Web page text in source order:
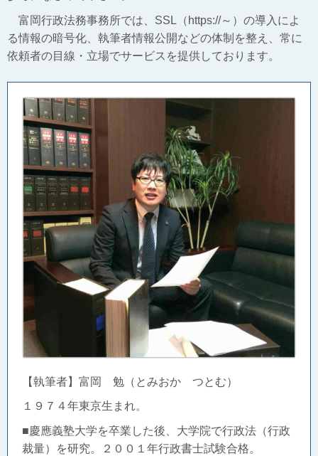
富岡行政法務事務所では、SSL（https://～）の導入によ
る情報の暗号化、執筆者情報公開などの体制を整え、常に
依頼者の目線・立場でサービスを提供しております。
【執筆者】富岡 勉（とみおか つとむ）
１９７４年東京生まれ。
■慶應義塾大学を卒業した後、大学院で行政法（行政
裁量）を研究。２００１年行政書士試験合格。